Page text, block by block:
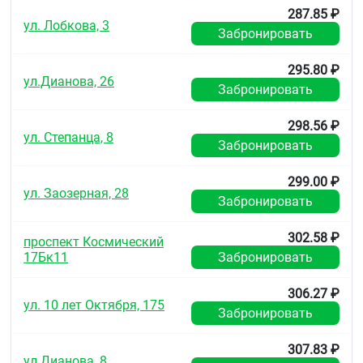
тяжёлые сердечно-сосудистые заболевания (в
том числе ишемическая болезнь сердца,
феохромоцитома, порфирия
повышенная чувствительность к
сопровождающаяся бессонницей,
головокружением, аритмией, тремором,
повышением артериального давления
Применение при беременности и в период
Применение в период беременности и грудного
вскармливания противопоказано.
Способ применения и дозы
Адванс, спрей назальный, 0,5 мг/мл +
ул. Лобкова, 3
287.85 ₽
Забронировать
ул.Дианова, 26
295.80 ₽
Забронировать
ул. Степанца, 8
298.56 ₽
Забронировать
ул. Заозерная, 28
299.00 ₽
Забронировать
проспект Космический
17Бк11
302.58 ₽
Забронировать
ул. 10 лет Октября, 175
306.27 ₽
Забронировать
307.83 ₽